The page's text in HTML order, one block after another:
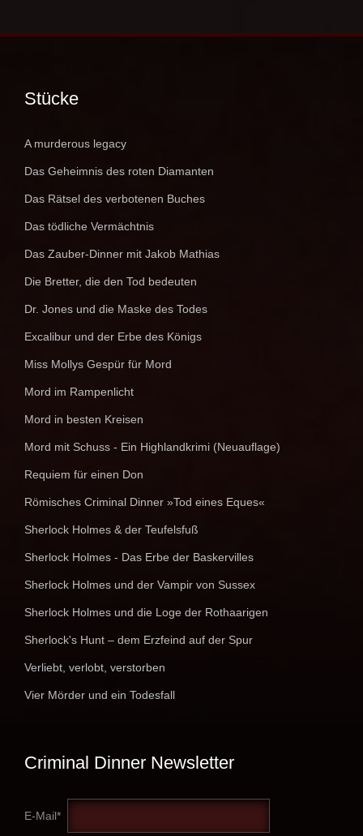
Stücke
A murderous legacy
Das Geheimnis des roten Diamanten
Das Rätsel des verbotenen Buches
Das tödliche Vermächtnis
Das Zauber-Dinner mit Jakob Mathias
Die Bretter, die den Tod bedeuten
Dr. Jones und die Maske des Todes
Excalibur und der Erbe des Königs
Miss Mollys Gespür für Mord
Mord im Rampenlicht
Mord in besten Kreisen
Mord mit Schuss - Ein Highlandkrimi (Neuauflage)
Requiem für einen Don
Römisches Criminal Dinner »Tod eines Eques«
Sherlock Holmes & der Teufelsfuß
Sherlock Holmes - Das Erbe der Baskervilles
Sherlock Holmes und der Vampir von Sussex
Sherlock Holmes und die Loge der Rothaarigen
Sherlock's Hunt – dem Erzfeind auf der Spur
Verliebt, verlobt, verstorben
Vier Mörder und ein Todesfall
Criminal Dinner Newsletter
E-Mail*